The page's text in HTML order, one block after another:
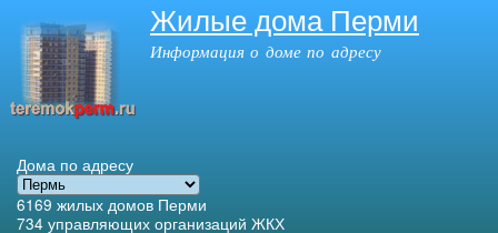
Перейти к
основному
Жилые дома Перми
Информация о доме по адресу
Дома по адресу
6169 жилых домов Перми
734 управляющих организаций ЖКХ